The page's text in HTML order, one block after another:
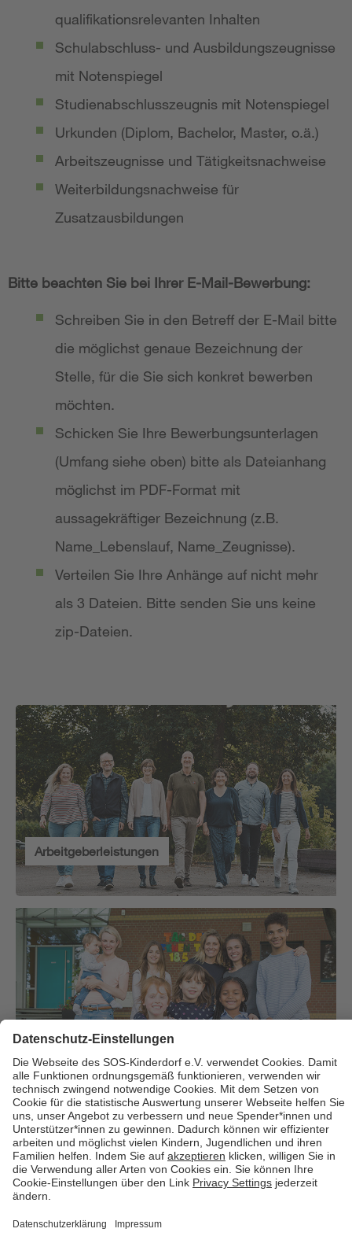
qualifikationsrelevanten Inhalten
Schulabschluss- und Ausbildungszeugnisse
mit Notenspiegel
Studienabschlusszeugnis mit Notenspiegel
Urkunden (Diplom, Bachelor, Master, o.ä.)
Arbeitszeugnisse und Tätigkeitsnachweise
Weiterbildungsnachweise für
Zusatzausbildungen
Bitte beachten Sie bei Ihrer E-Mail-Bewerbung:
Schreiben Sie in den Betreff der E-Mail bitte
die möglichst genaue Bezeichnung der
Stelle, für die Sie sich konkret bewerben
möchten.
Schicken Sie Ihre Bewerbungsunterlagen
(Umfang siehe oben) bitte als Dateianhang
möglichst im PDF-Format mit
aussagekräftiger Bezeichnung (z.B.
Name_Lebenslauf, Name_Zeugnisse).
Verteilen Sie Ihre Anhänge auf nicht mehr
als 3 Dateien. Bitte senden Sie uns keine
zip-Dateien.
Arbeitgeberleistungen